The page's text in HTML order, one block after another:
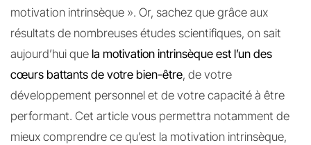
motivation intrinsèque ». Or, sachez que grâce aux
résultats de nombreuses études scientifiques, on sait
aujourd’hui que la motivation intrinsèque est l’un des
cœurs battants de votre bien-être, de votre
développement personnel et de votre capacité à être
performant. Cet article vous permettra notamment de
mieux comprendre ce qu’est la motivation intrinsèque,